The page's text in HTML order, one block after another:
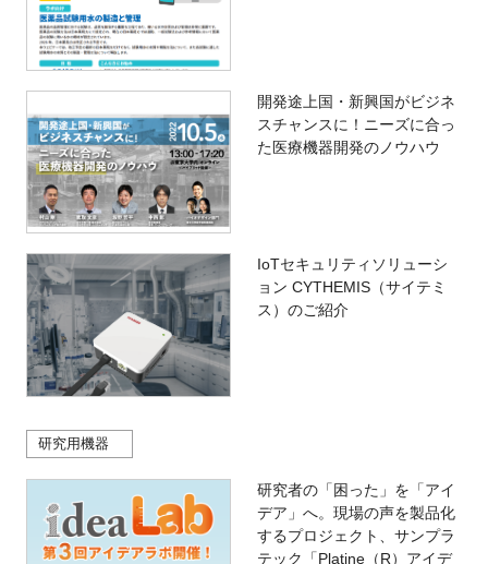
開発途上国・新興国がビジネ
スチャンスに！ニーズに合っ
た医療機器開発のノウハウ
IoTセキュリティソリューシ
ョン CYTHEMIS（サイテミ
ス）のご紹介
研究用機器
研究者の「困った」を「アイ
デア」へ。現場の声を製品化
するプロジェクト、サンプラ
テック「Platine（R）アイデ